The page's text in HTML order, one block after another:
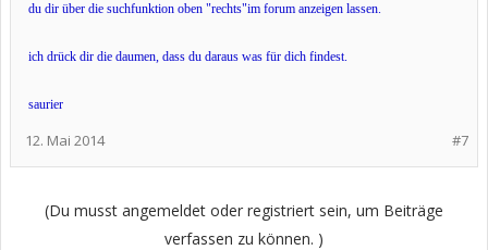
du dir über die suchfunktion oben "rechts"im forum anzeigen lassen.
ich drück dir die daumen, dass du daraus was für dich findest.
saurier
#7
12. Mai 2014
(Du musst angemeldet oder registriert sein, um Beiträge
verfassen zu können. )